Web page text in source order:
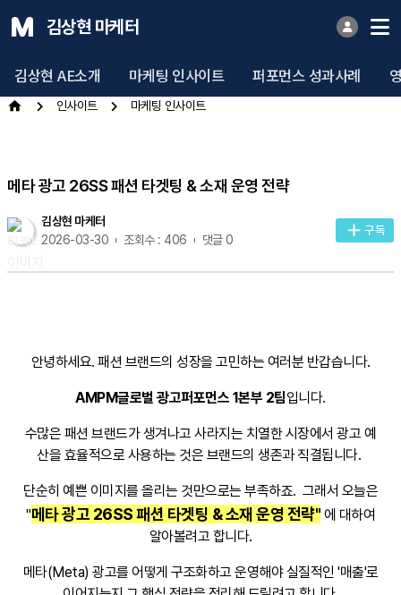
김상현 마케터
김상현 AE소개 마케팅 인사이트 퍼포먼스 성과사례
인사이트 마케팅 인사이트
메타 광고 26SS 패션 타겟팅 & 소재 운영 전략
김상현 마케터
2026-03-30
조회수 : 406 댓글 0
구독
안녕하세요. 패션 브랜드의 성장을 고민하는 여러분 반갑습니다.
AMPM글로벌 광고퍼포먼스 1본부 2팀입니다.
수많은 패션 브랜드가 생겨나고 사라지는 치열한 시장에서 광고 예
산을 효율적으로 사용하는 것은 브랜드의 생존과 직결됩니다.
단순히 예쁜 이미지를 올리는 것만으로는 부족하죠. 그래서 오늘은
"메타 광고 26SS 패션 타겟팅 & 소재 운영 전략" 에 대하여
알아볼려고 합니다.
메타(Meta) 광고를 어떻게 구조화하고 운영해야 실질적인 '매출'로